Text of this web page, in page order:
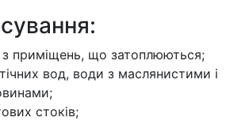
з приміщень, що затоплюються;
вод, води з маслянистими і
стоків;